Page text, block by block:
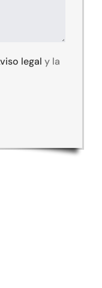
legal y la